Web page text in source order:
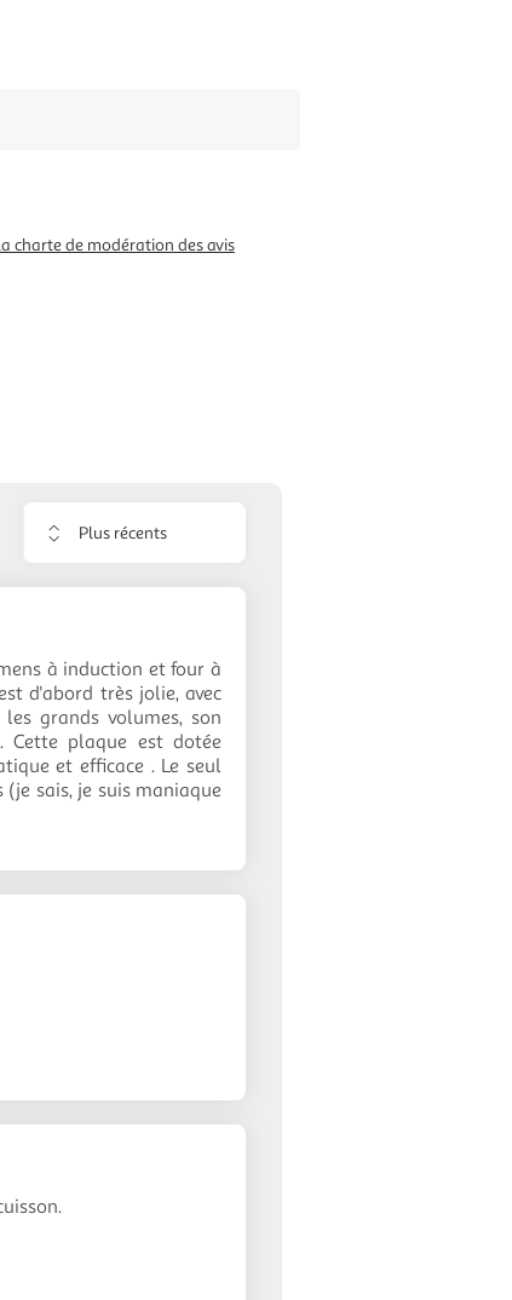
charte de modération des avis
Trier
avis
à induction et four à
d'abord très jolie, avec
grands volumes, son
Cette plaque est dotée
et efficace . Le seul
sais, je suis maniaque